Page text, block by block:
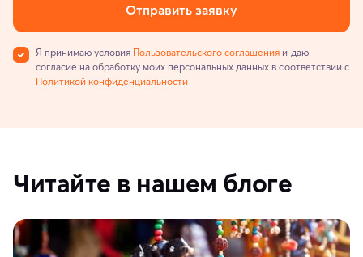
Отправить заявку
Я принимаю условия Пользовательского соглашения и даю
согласие на обработку моих персональных данных в соответствии с
Политикой конфиденциальности
Читайте в нашем блоге